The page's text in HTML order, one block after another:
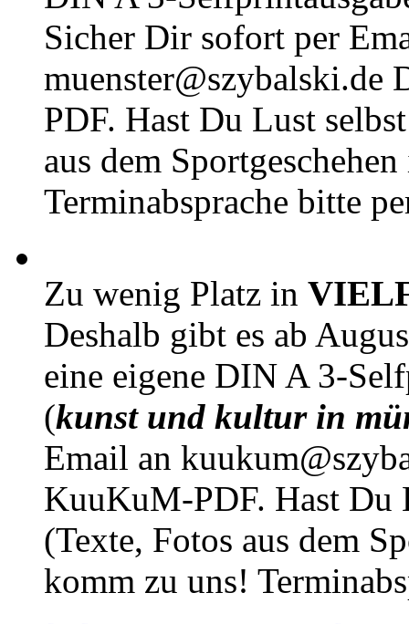
Sicher Dir sofort per
muenster@szybalski.de
PDF. Hast Du Lust
aus dem
Terminabsprache bitte
Zu wenig Platz in
Deshalb gibt es ab
eine eigene DIN A 3-
(kunst und kultur in
Email an
KuuKuM-PDF. Hast Du
(Texte, Fotos aus dem
komm zu uns!